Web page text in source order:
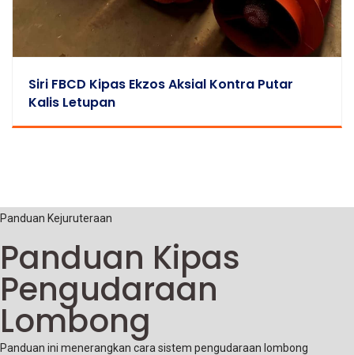
Siri FBCD Kipas Ekzos Aksial Kontra Putar
Kalis Letupan
Panduan Kejuruteraan
Panduan Kipas
Pengudaraan
Lombong
Panduan ini menerangkan cara sistem pengudaraan lombong